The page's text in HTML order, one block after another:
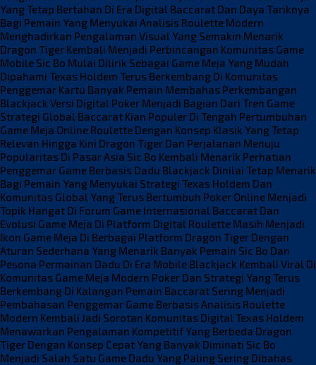
Yang Tetap Bertahan Di Era Digital Baccarat Dan Daya Tariknya
Bagi Pemain Yang Menyukai Analisis Roulette Modern
Menghadirkan Pengalaman Visual Yang Semakin Menarik
Dragon Tiger Kembali Menjadi Perbincangan Komunitas Game
Mobile Sic Bo Mulai Dilirik Sebagai Game Meja Yang Mudah
Dipahami Texas Holdem Terus Berkembang Di Komunitas
Penggemar Kartu Banyak Pemain Membahas Perkembangan
Blackjack Versi Digital Poker Menjadi Bagian Dari Tren Game
Strategi Global Baccarat Kian Populer Di Tengah Pertumbuhan
Game Meja Online Roulette Dengan Konsep Klasik Yang Tetap
Relevan Hingga Kini Dragon Tiger Dan Perjalanan Menuju
Popularitas Di Pasar Asia Sic Bo Kembali Menarik Perhatian
Penggemar Game Berbasis Dadu Blackjack Dinilai Tetap Menarik
Bagi Pemain Yang Menyukai Strategi Texas Holdem Dan
Komunitas Global Yang Terus Bertumbuh Poker Online Menjadi
Topik Hangat Di Forum Game Internasional Baccarat Dan
Evolusi Game Meja Di Platform Digital Roulette Masih Menjadi
Ikon Game Meja Di Berbagai Platform Dragon Tiger Dengan
Aturan Sederhana Yang Menarik Banyak Pemain Sic Bo Dan
Pesona Permainan Dadu Di Era Mobile Blackjack Kembali Viral Di
Komunitas Game Meja Modern Poker Dan Strategi Yang Terus
Berkembang Di Kalangan Pemain Baccarat Sering Menjadi
Pembahasan Penggemar Game Berbasis Analisis Roulette
Modern Kembali Jadi Sorotan Komunitas Digital Texas Holdem
Menawarkan Pengalaman Kompetitif Yang Berbeda Dragon
Tiger Dengan Konsep Cepat Yang Banyak Diminati Sic Bo
Menjadi Salah Satu Game Dadu Yang Paling Sering Dibahas